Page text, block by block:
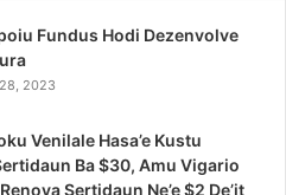
Fundus Hodi Dezenvolve
2023
Venilale Hasa’e Kustu
Ba $30, Amu Vigario
Sertidaun Ne’e $2 De’it